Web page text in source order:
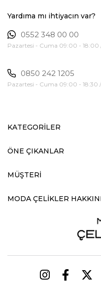
Yardıma mı ihtiyacın var?
0552 348 00 00
Pazartesi - Cuma 09:00 - 18:00
0850 242 1205
Pazartesi - Cuma 09:00 - 18:30
KATEGORİLER
ÖNE ÇIKANLAR
MÜŞTERİ
MODA ÇELİKLER